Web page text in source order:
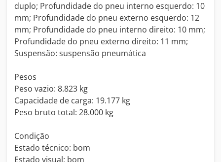
duplo; Profundidade do pneu interno esquerdo: 10
mm; Profundidade do pneu externo esquerdo: 12
mm; Profundidade do pneu interno direito: 10 mm;
Profundidade do pneu externo direito: 11 mm;
Suspensão: suspensão pneumática
Pesos
Peso vazio: 8.823 kg
Capacidade de carga: 19.177 kg
Peso bruto total: 28.000 kg
Condição
Estado técnico: bom
Estado visual: bom